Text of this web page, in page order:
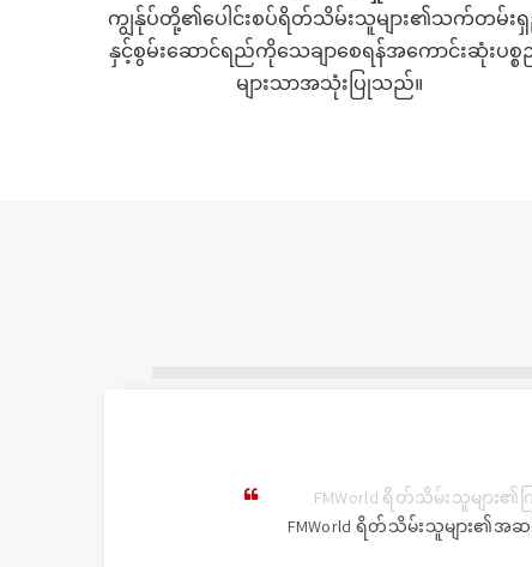
ကျွန်ုပ်တို့၏ပေါင်းစပ်ရိတ်သိမ်းသူများ၏သက်တမ်း
နှင့်စွမ်းဆောင်ရည်ကိုသေချာစေရန်အကောင်းဆုံးပစ္စ
များသာအသုံးပြုသည်။
FMWorld ရိတ်သိမ်းသူများ